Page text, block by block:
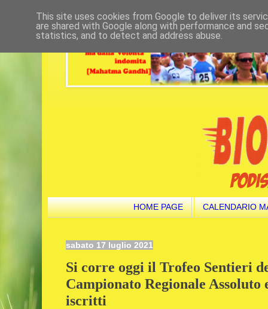
HOME PAGE CALENDARIO
sabato 17 luglio 2021
Si corre oggi il Trofeo Sentieri
Campionato Regionale
iscritti
This site uses cookies from Google to deliver its
are shared with Google along with performance and
statistics, and to detect and address abuse.